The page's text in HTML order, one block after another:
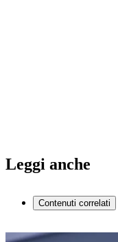
Leggi anche
Contenuti correlati